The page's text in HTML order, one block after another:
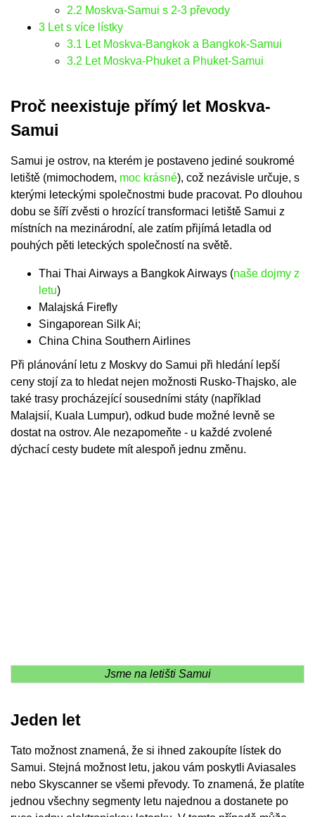
2.2 Moskva-Samui s 2-3 převody
3 Let s více lístky
3.1 Let Moskva-Bangkok a Bangkok-Samui
3.2 Let Moskva-Phuket a Phuket-Samui
Proč neexistuje přímý let Moskva-
Samui
Samui je ostrov, na kterém je postaveno jediné soukromé
letiště (mimochodem, moc krásné), což nezávisle určuje, s
kterými leteckými společnostmi bude pracovat. Po dlouhou
dobu se šíří zvěsti o hrozící transformaci letiště Samui z
místních na mezinárodní, ale zatím přijímá letadla od
pouhých pěti leteckých společností na světě.
Thai Thai Airways a Bangkok Airways (naše dojmy z
letu)
Malajská Firefly
Singaporean Silk Ai;
China China Southern Airlines
Při plánování letu z Moskvy do Samui při hledání lepší
ceny stojí za to hledat nejen možnosti Rusko-Thajsko, ale
také trasy procházející sousedními státy (například
Malajsií, Kuala Lumpur), odkud bude možné levně se
dostat na ostrov. Ale nezapomeňte - u každé zvolené
dýchací cesty budete mít alespoň jednu změnu.
Jsme na letišti Samui
Jeden let
Tato možnost znamená, že si ihned zakoupíte lístek do
Samui. Stejná možnost letu, jakou vám poskytli Aviasales
nebo Skyscanner se všemi převody. To znamená, že platíte
jednou všechny segmenty letu najednou a dostanete po